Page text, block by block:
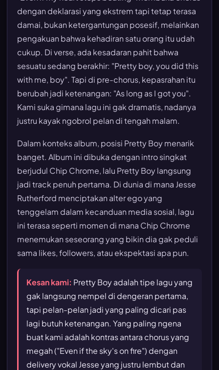
dengan deklarasi yang ekstrem tapi tetap terasa
damai, bukan ketergantungan posesif, melainkan
pengakuan bahwa kehadiran satu orang itu udah
cukup. Di verse, ada kesadaran pahit bahwa
sesuatu sedang berakhir: "Pretty boy, you did this
with me, boy". Tapi di pre-chorus, kepasrahan itu
berubah jadi ketenangan: "As long as I got you".
Kami suka gimana lagu ini gak dramatis, nadanya
justru kayak ngobrol pelan di tengah malam.
Dalam konteks album, posisi Pretty Boy menarik
banget. Album ini dibuka dengan intro singkat
berjudul Chip Chrome, lalu Pretty Boy langsung
jadi track penuh pertama. Di dunia di mana Jesse
Rutherford menciptakan alter ego yang
tenggelam dalam kecanduan media sosial, lagu
ini terasa seperti momen di mana Chip Chrome
menemukan seseorang yang bikin dia gak peduli
sama likes, followers, atau ekspektasi apa pun.
Kesan kami: Pretty Boy adalah tipe lagu yang
gak langsung nempel di dengeran pertama,
tapi pelan-pelan jadi yang paling dicari pas
lagi butuh ketenangan. Yang paling ngena
buat kami adalah kontras antara chorus yang
megah ("Even if the sky's on fire") dengan
delivery vokal Jesse yang justru lembut dan